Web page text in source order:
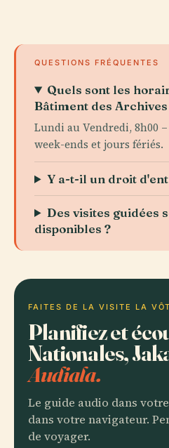
QUESTIONS FRÉQUENTES
Quels sont les
Bâtiment des
Lundi au Vendredi, 8h00 –
week-ends et jours fériés.
Y a-t-il un droit
Des visites guidées
disponibles ?
FAITES DE LA VISITE LA
Planifiez et
Nationales,
Audiala.
Le guide audio dans
dans votre navigateur.
de voyager.